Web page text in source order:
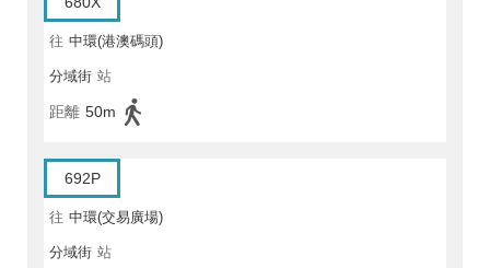
往 中環(港澳碼頭)
分域街 站
距離 50m
692P
往 中環(交易廣場)
分域街 站